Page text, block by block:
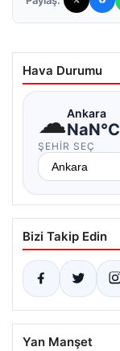
Hava Durumu
☁Ankara
NaN°C
ŞEHIR SEÇ
Bizi Takip Edin
Yan Manşet